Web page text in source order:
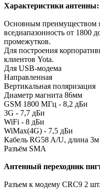
Характеристики антенны:
Основным преимуществом
вседиапазонность от 1800
промежутков.
Для построения
клиентов Yota.
Для USB-модема
Направленная
Вертикальная поляризация
Диаметр магнита 86мм
GSM 1800 МГц - 8,2 дБи
3G - 7,7 дБи
WiFi - 8 дБи
WiMax(4G) - 7,5 дБи
Кабель RG58 A/U, длина 3м
Разъём SMA
Антенный переходник
Разъем к модему CRC9 2 шт.